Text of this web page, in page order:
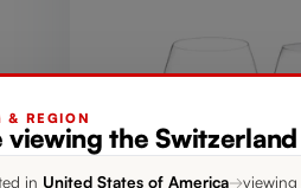
& REGION
viewing the
in United States of America→viewing